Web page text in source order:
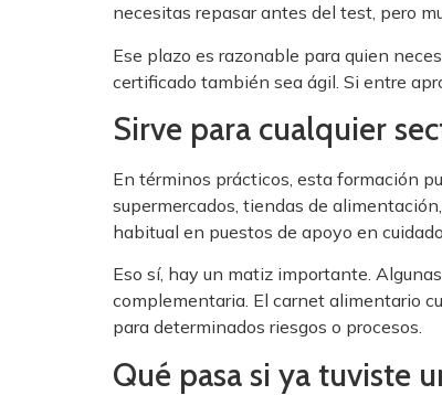
necesitas repasar antes del test, pero
Ese plazo es razonable para quien
certificado también sea ágil. Si entre
Sirve para cualquier
En términos prácticos, esta formación
supermercados, tiendas de
habitual en puestos de apoyo en
Eso sí, hay un matiz importante.
complementaria. El carnet alimentario
para determinados riesgos o procesos.
Qué pasa si ya tuviste